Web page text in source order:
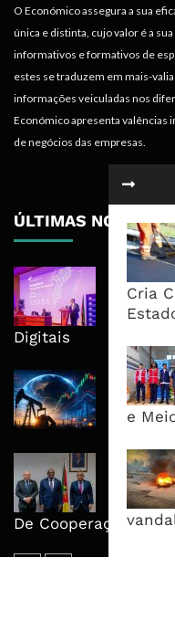
Cria
e
O Económico assegura a sua
única e distinta, cujo valor é a
informativos e formativos de
estes se traduzem em mais-
informações veiculadas nos
Económico apresenta valências
de negócios das empresas.
ÚLTIMAS NOTÍCIAS
Banda
Digitais
De Cooperação